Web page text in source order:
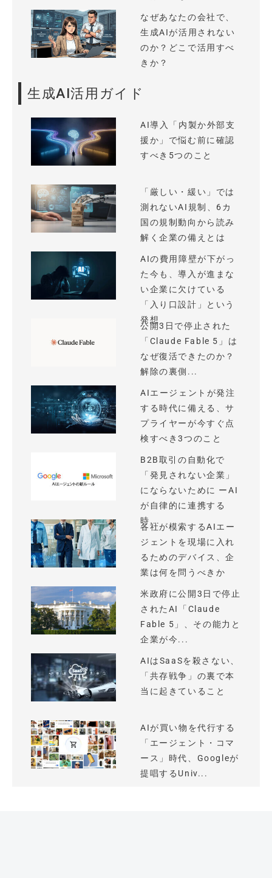
なぜあなたの会社で、
生成AIが活用されない
のか？どこで活用すべ
きか？
生成AI活用ガイド
AI導入「内製か外部支
援か」で悩む前に確認
すべき5つのこと
「厳しい・緩い」では
測れないAI規制、6カ
国の規制動向から読み
解く企業の備えとは
AIの費用障壁が下がっ
た今も、導入が進まな
い企業に欠けている
「入り口設計」という
発想
公開3日で停止された
「Claude Fable 5」は
なぜ復活できたのか？
解除の裏側...
AIエージェントが発注
する時代に備える、サ
プライヤーが今すぐ点
検すべき3つのこと
B2B取引の自動化で
「発見されない企業」
にならないために ーAI
が自律的に連携する
時...
各社が模索するAIエー
ジェントを現場に入れ
るためのデバイス、企
業は何を問うべきか
米政府に公開3日で停止
されたAI「Claude
Fable 5」、その能力と
企業が今...
AIはSaaSを殺さない、
「共存戦争」の裏で本
当に起きていること
AIが買い物を代行する
「エージェント・コマ
ース」時代、Googleが
提唱するUniv...